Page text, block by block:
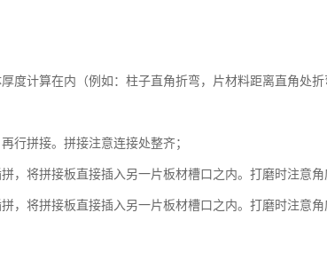
度计算在内（例如：柱子直角折弯，片材料距离直角处
行拼接。拼接注意连接处整齐；
，将拼接板直接插入另一片板材槽口之内。打磨时注意角
，将拼接板直接插入另一片板材槽口之内。打磨时注意